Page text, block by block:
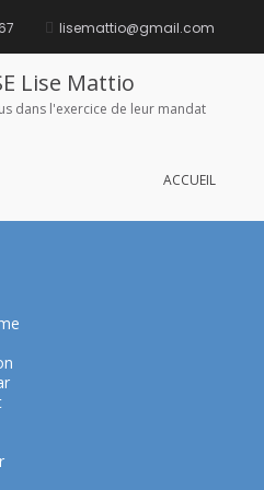
lisemattio@gmail.com
Lise Mattio
dans l'exercice de leur mandat
ACCUEIL